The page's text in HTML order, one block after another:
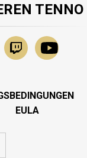
TENNO
EULA